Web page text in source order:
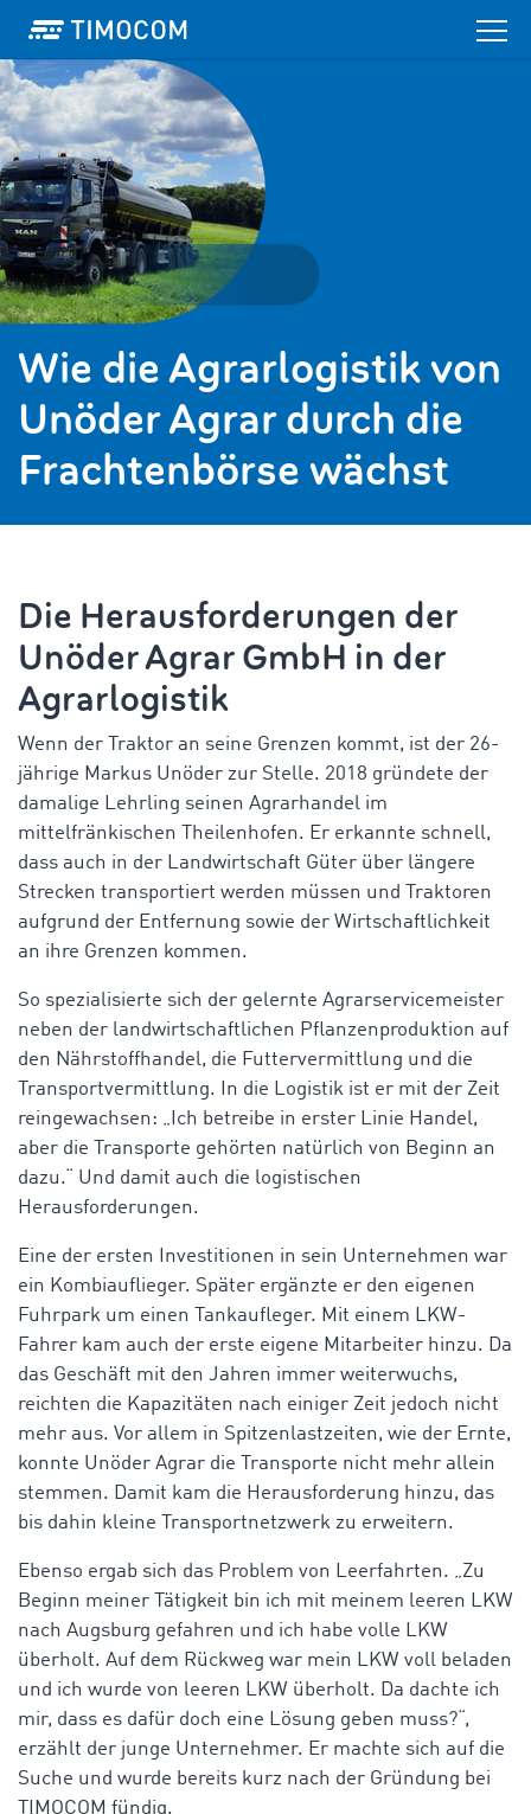
Wie die Agrarlogistik von
Unöder Agrar durch die
Frachtenbörse wächst
Die Herausforderungen der
Unöder Agrar GmbH in der
Agrarlogistik
Wenn der Traktor an seine Grenzen kommt, ist der 26-
jährige Markus Unöder zur Stelle. 2018 gründete der
damalige Lehrling seinen Agrarhandel im
mittelfränkischen Theilenhofen. Er erkannte schnell,
dass auch in der Landwirtschaft Güter über längere
Strecken transportiert werden müssen und Traktoren
aufgrund der Entfernung sowie der Wirtschaftlichkeit
an ihre Grenzen kommen.
So spezialisierte sich der gelernte Agrarservicemeister
neben der landwirtschaftlichen Pflanzenproduktion auf
den Nährstoffhandel, die Futtervermittlung und die
Transportvermittlung. In die Logistik ist er mit der Zeit
reingewachsen: „Ich betreibe in erster Linie Handel,
aber die Transporte gehörten natürlich von Beginn an
dazu.“ Und damit auch die logistischen
Herausforderungen.
Eine der ersten Investitionen in sein Unternehmen war
ein Kombiauflieger. Später ergänzte er den eigenen
Fuhrpark um einen Tankaufleger. Mit einem LKW-
Fahrer kam auch der erste eigene Mitarbeiter hinzu. Da
das Geschäft mit den Jahren immer weiterwuchs,
reichten die Kapazitäten nach einiger Zeit jedoch nicht
mehr aus. Vor allem in Spitzenlastzeiten, wie der Ernte,
konnte Unöder Agrar die Transporte nicht mehr allein
stemmen. Damit kam die Herausforderung hinzu, das
bis dahin kleine Transportnetzwerk zu erweitern.
Ebenso ergab sich das Problem von Leerfahrten. „Zu
Beginn meiner Tätigkeit bin ich mit meinem leeren LKW
nach Augsburg gefahren und ich habe volle LKW
überholt. Auf dem Rückweg war mein LKW voll beladen
und ich wurde von leeren LKW überholt. Da dachte ich
mir, dass es dafür doch eine Lösung geben muss?“,
erzählt der junge Unternehmer. Er machte sich auf die
Suche und wurde bereits kurz nach der Gründung bei
TIMOCOM fündig.